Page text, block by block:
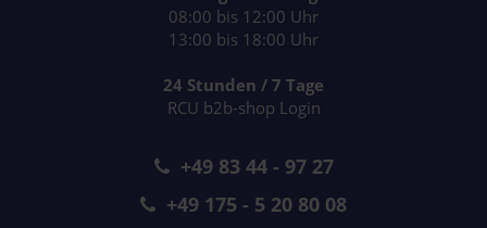
08:00 bis 12:00 Uhr
13:00 bis 18:00 Uhr
24 Stunden / 7 Tage
RCU b2b-shop Login
+49 83 44 - 97 27
+49 175 - 5 20 80 08